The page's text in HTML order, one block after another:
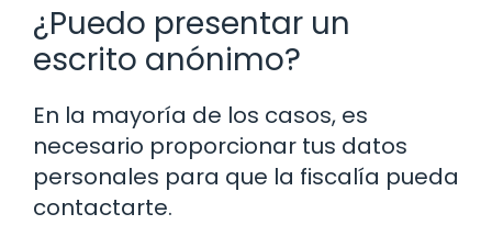
¿Puedo presentar un
escrito anónimo?
En la mayoría de los casos, es
necesario proporcionar tus datos
personales para que la fiscalía pueda
contactarte.